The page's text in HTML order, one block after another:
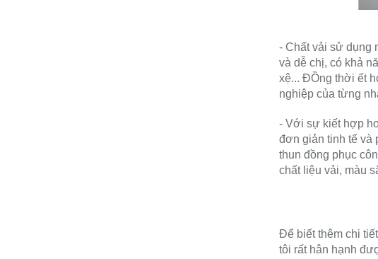
- Chất vải sử dụng
và dễ chị, có khả
xệ... ĐỒng thời ết
nghiệp của từng
- Với sự kiết hợp
đơn giản tinh tế và
thun đồng phục
chất liệu vải, màu
Để biết thêm chi
tôi rất hân hạnh